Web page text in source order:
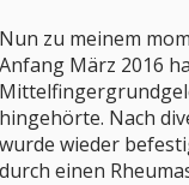
Nun zu meinem
Anfang März 2016
hingehörte. Nach
wurde wieder
durch einen